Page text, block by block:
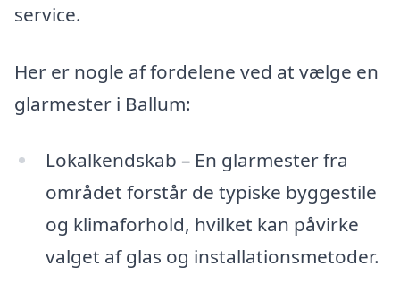
service.
Her er nogle af fordelene ved at vælge en
glarmester i Ballum:
Lokalkendskab – En glarmester fra
området forstår de typiske byggestile
og klimaforhold, hvilket kan påvirke
valget af glas og installationsmetoder.